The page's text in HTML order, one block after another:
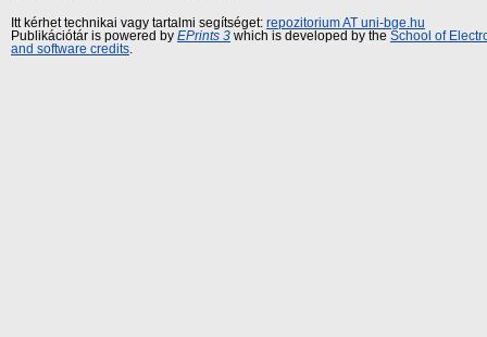
Itt kérhet technikai vagy tartalmi segítséget: repozitorium AT uni-bge.hu
Publikációtár is powered by EPrints 3 which is developed by the School of
and software credits.